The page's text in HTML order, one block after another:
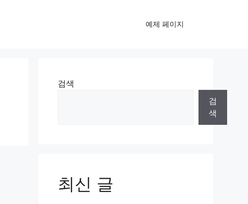
예제 페이지
검색
검
색
최신 글